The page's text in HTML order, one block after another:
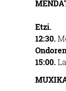
Etzi.
12:30.
15:00.